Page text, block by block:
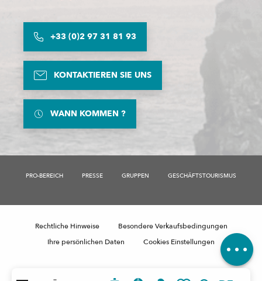
Preise
Kommentare
+33 (0)2 97 31 81 93
KONTAKTIEREN SIE UNS
WANN KOMMEN ?
PRO-BEREICH PRESSE GRUPPEN GESCHÄFTSTOURISMUS
Rechtliche Hinweise
Besondere Verkaufsbedingungen
Ihre persönlichen Daten
Cookies Einstellungen